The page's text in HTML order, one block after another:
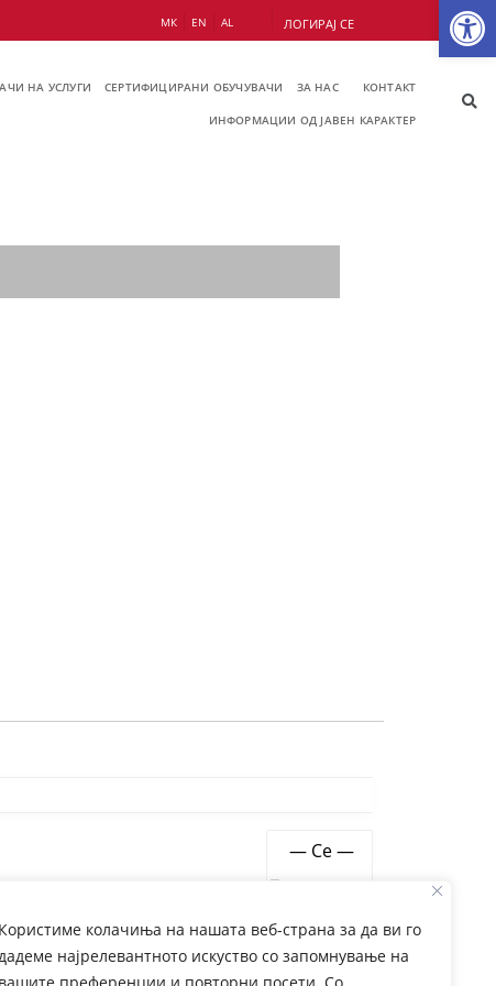
Користиме колачиња на нашата веб-страна за да ви го
најрелевантното искуство со запомнување на
МК EN AL ЛОГИРАЈ СЕ
НА УСЛУГИ СЕРТИФИЦИРАНИ ОБУЧУВАЧИ ЗА НАС КОНТАКТ
ИНФОРМАЦИИ ОД ЈАВЕН КАРАКТЕР
Show: